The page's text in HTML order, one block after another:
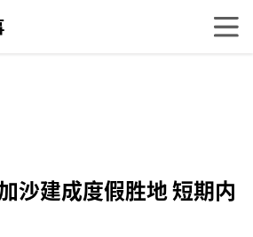
沙建成度假胜地 短期内